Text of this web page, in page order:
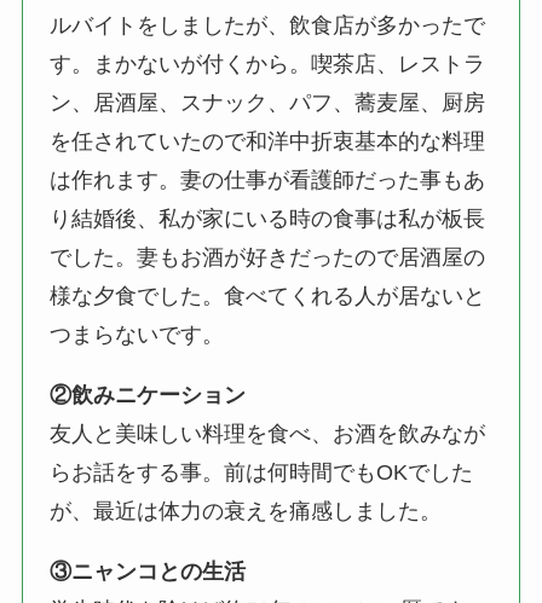
ルバイトをしましたが、飲食店が多かったで
す。まかないが付くから。喫茶店、レストラ
ン、居酒屋、スナック、パフ、蕎麦屋、厨房
を任されていたので和洋中折衷基本的な料理
は作れます。妻の仕事が看護師だった事もあ
り結婚後、私が家にいる時の食事は私が板長
でした。妻もお酒が好きだったので居酒屋の
様な夕食でした。食べてくれる人が居ないと
つまらないです。
②飲みニケーション
友人と美味しい料理を食べ、お酒を飲みなが
らお話をする事。前は何時間でもOKでした
が、最近は体力の衰えを痛感しました。
③ニャンコとの生活